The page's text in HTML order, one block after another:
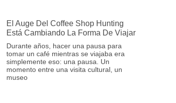
El Auge Del Coffee Shop Hunting
Está Cambiando La Forma De Viajar
Durante años, hacer una pausa para
tomar un café mientras se viajaba era
simplemente eso: una pausa. Un
momento entre una visita cultural, un
museo